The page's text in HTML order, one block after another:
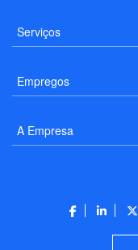
Serviços
Empregos
A Empresa